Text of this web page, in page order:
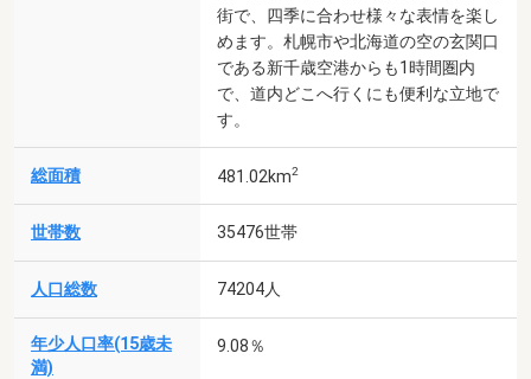
街で、四季に合わせ様々な表情を楽し
めます。札幌市や北海道の空の玄関口
である新千歳空港からも1時間圏内
で、道内どこへ行くにも便利な立地で
す。
総面積 481.02km2
世帯数 35476世帯
人口総数 74204人
年少人口率(15歳未
満)
9.08％